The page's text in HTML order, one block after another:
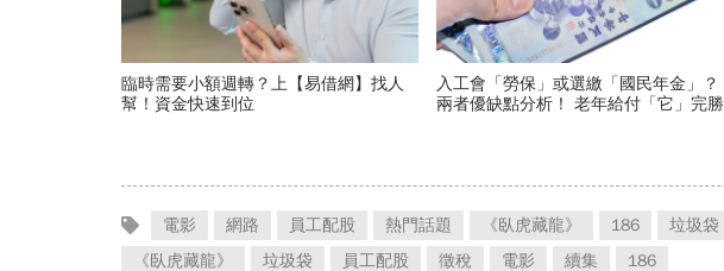
臨時需要小額週轉？上【易借網】找人
幫！資金快速到位
入工會「勞保」或選繳「國民年金」？
兩者優缺點分析！ 老年給付「它」完勝
電影 網路 員工配股 熱門話題 《臥虎藏龍》 186 垃圾袋
《臥虎藏龍》
垃圾袋 員工配股 徵稅 電影 續集 186